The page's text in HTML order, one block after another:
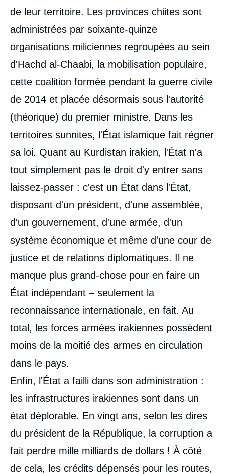
de leur territoire. Les provinces chiites sont
administrées par soixante-quinze
organisations miliciennes regroupées au sein
d'Hachd al-Chaabi, la mobilisation populaire,
cette coalition formée pendant la guerre civile
de 2014 et placée désormais sous l'autorité
(théorique) du premier ministre. Dans les
territoires sunnites, l'État islamique fait régner
sa loi. Quant au Kurdistan irakien, l'État n'a
tout simplement pas le droit d'y entrer sans
laissez-passer : c'est un État dans l'État,
disposant d'un président, d'une assemblée,
d'un gouvernement, d'une armée, d'un
système économique et même d'une cour de
justice et de relations diplomatiques. Il ne
manque plus grand-chose pour en faire un
État indépendant – seulement la
reconnaissance internationale, en fait. Au
total, les forces armées irakiennes possèdent
moins de la moitié des armes en circulation
dans le pays.
Enfin, l'État a failli dans son administration :
les infrastructures irakiennes sont dans un
état déplorable. En vingt ans, selon les dires
du président de la République, la corruption a
fait perdre mille milliards de dollars ! À côté
de cela, les crédits dépensés pour les routes,